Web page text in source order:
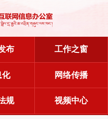
布 工作之窗
化 网络传播
规 视频中心